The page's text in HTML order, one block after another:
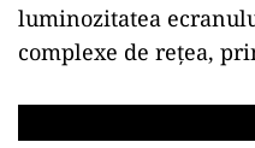
luminozitatea
complexe de rețea,